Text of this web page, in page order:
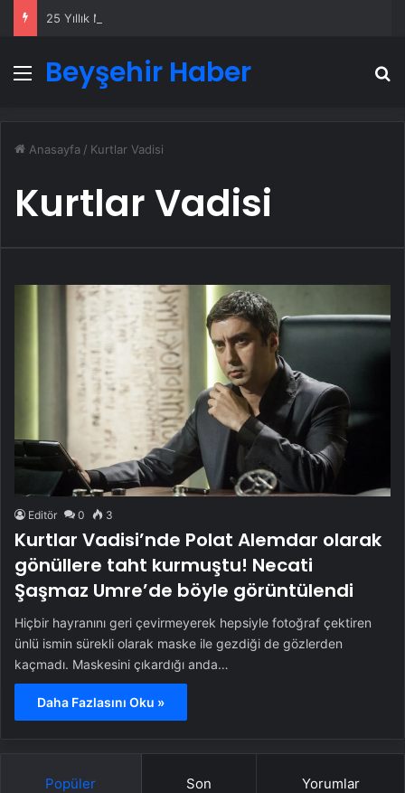
Menü
Beyşehir Haber
Anasayfa / Kurtlar Vadisi
Kurtlar Vadisi
Editör 0 3
Kurtlar Vadisi’nde Polat Alemdar olarak
gönüllere taht kurmuştu! Necati
Şaşmaz Umre’de böyle görüntülendi
Hiçbir hayranını geri çevirmeyerek hepsiyle fotoğraf çektiren
ünlü ismin sürekli olarak maske ile gezdiği de gözlerden
kaçmadı. Maskesini çıkardığı anda…
Daha Fazlasını Oku »
Popüler Son Yorumlar